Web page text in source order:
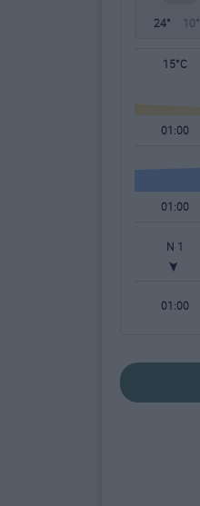
24° 10°
15°C
01:00
01:00
N 1
01:00